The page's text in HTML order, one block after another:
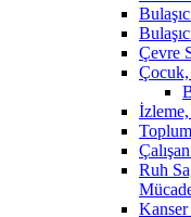
Çevre
Çocuk,
Ruh